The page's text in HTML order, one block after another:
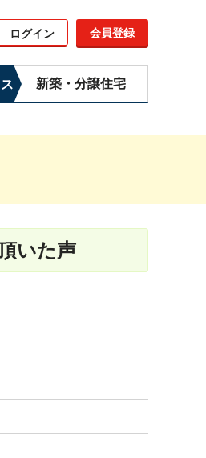
ログイン 会員登録
新築・分譲住宅
いた声